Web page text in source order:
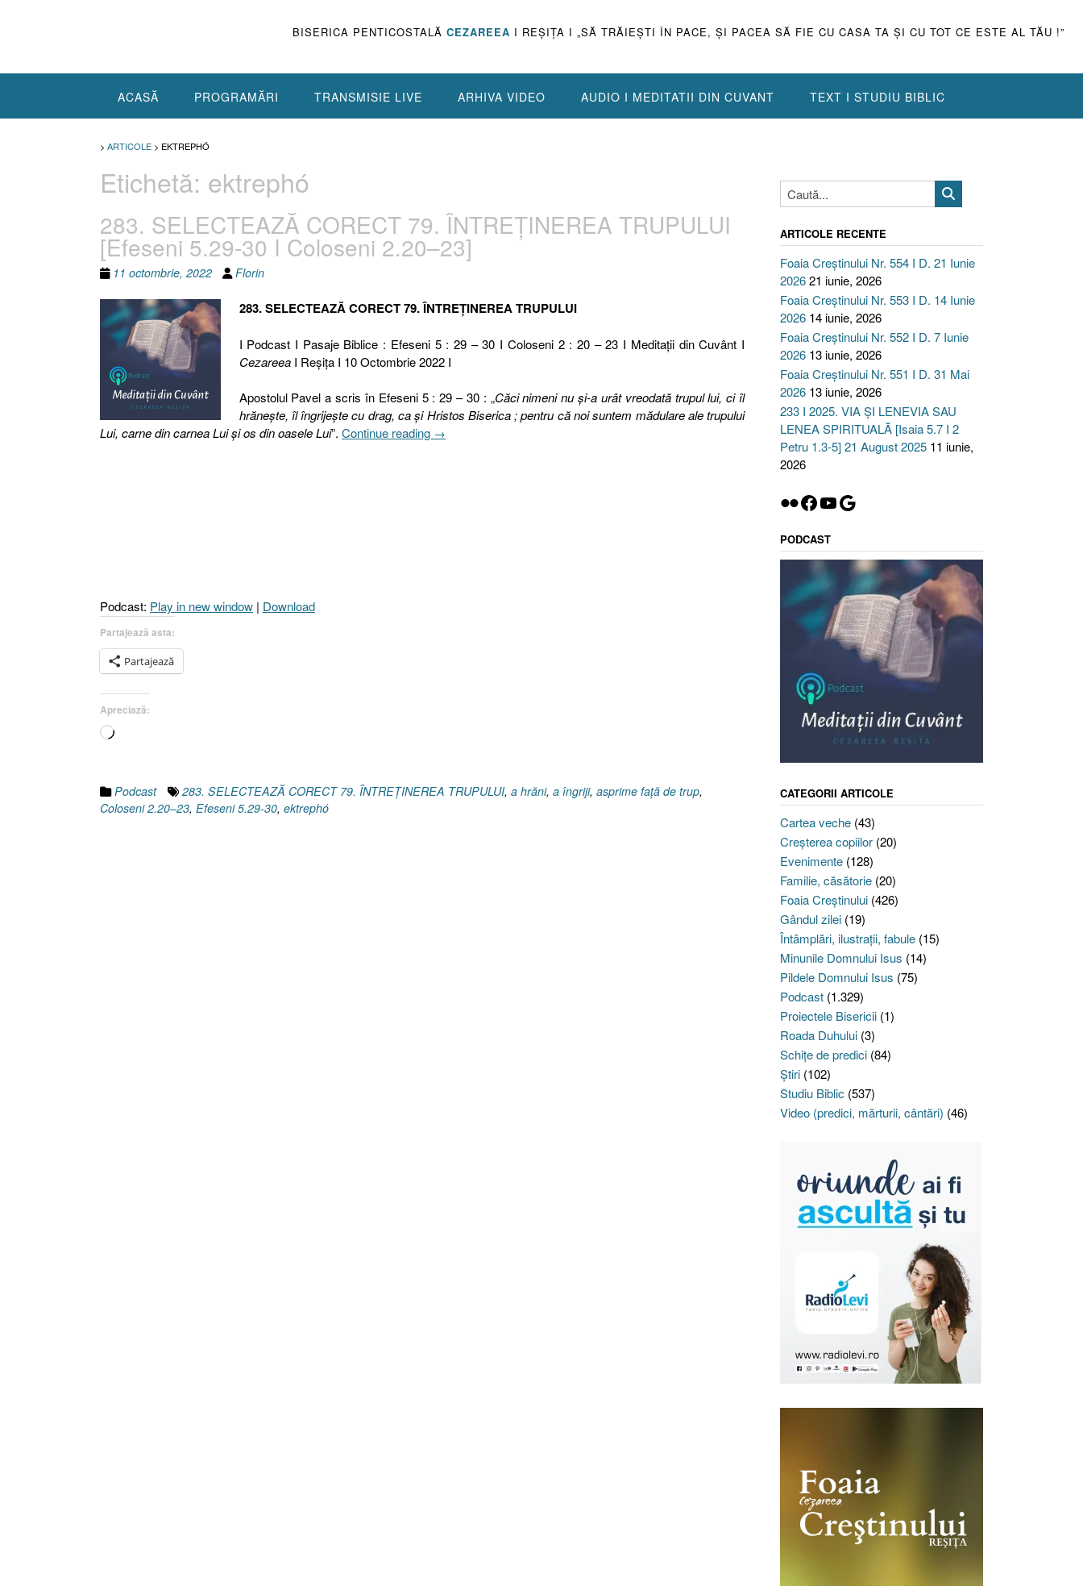
BISERICA PENTICOSTALĂ CEZAREEA I REŞIŢA I „SĂ TRĂIEŞTI ÎN PACE, ŞI PACEA SĂ FIE CU CASA TA ŞI CU TOT CE ESTE AL TĂU !”
ACASĂ PROGRAMĂRI TRANSMISIE LIVE ARHIVA VIDEO AUDIO I MEDITATII DIN CUVANT TEXT I STUDIU BIBLIC
> ARTICOLE > EKTREPHÓ
Etichetă: ektrephó
283. SELECTEAZĂ CORECT 79. ÎNTREȚINEREA TRUPULUI
[Efeseni 5.29-30 I Coloseni 2.20–23]
11 octombrie, 2022 Florin
283. SELECTEAZĂ CORECT 79. ÎNTREȚINEREA TRUPULUI
I Podcast I Pasaje Biblice : Efeseni 5 : 29 – 30 I Coloseni 2 : 20 – 23 I Meditaţii din Cuvânt I
CezareeaI Reşiţa I 10 Octombrie 2022 I
Apostolul Pavel a scris în Efeseni 5 : 29 – 30 : „Căci nimeni nu şi-a urât vreodată trupul lui, ci îl
hrăneşte, îl îngrijeşte cu drag, ca şi Hristos Biserica ; pentru că noi suntem mădulare ale trupului
Lui, carne din carnea Lui şi os din oasele Lui”. Continue reading „283.
→
Podcast: Play in new window | Download
Partajează asta:
Partajează
Apreciază:
Încarc...
Podcast 283. SELECTEAZĂ CORECT 79. ÎNTREȚINEREA TRUPULUI, a hrăni, a îngriji, asprime faţă de trup,
Coloseni 2.20–23, Efeseni 5.29-30, ektrephó
ARTICOLE RECENTE
Foaia Creștinului Nr. 554 I D. 21 Iunie
202621 iunie, 2026
Foaia Creștinului Nr. 553 I D. 14 Iunie
2026 14 iunie, 2026
Foaia Creștinului Nr. 552 I D. 7 Iunie
2026 13 iunie, 2026
Foaia Creștinului Nr. 551 I D. 31 Mai
2026 13 iunie, 2026
233 I 2025. VIA ȘI LENEVIA SAU
LENEA SPIRITUALĂ [Isaia 5.7 I 2
Petru 1.3-5] 21 August 2025 11 iunie,
2026
Flickr
Facebook
YouTube
Google
PODCAST
CATEGORII ARTICOLE
Cartea veche(43)
Creşterea copiilor(20)
Evenimente(128)
Familie, căsătorie(20)
Foaia Creştinului(426)
Gândul zilei(19)
Întâmplări, ilustraţii, fabule(15)
Minunile Domnului Isus (14)
Pildele Domnului Isus (75)
Podcast(1.329)
Proiectele Bisericii(1)
Roada Duhului(3)
Schiţe de predici(84)
Ştiri(102)
Studiu Biblic (537)
Video (predici, mărturii, cântări) (46)